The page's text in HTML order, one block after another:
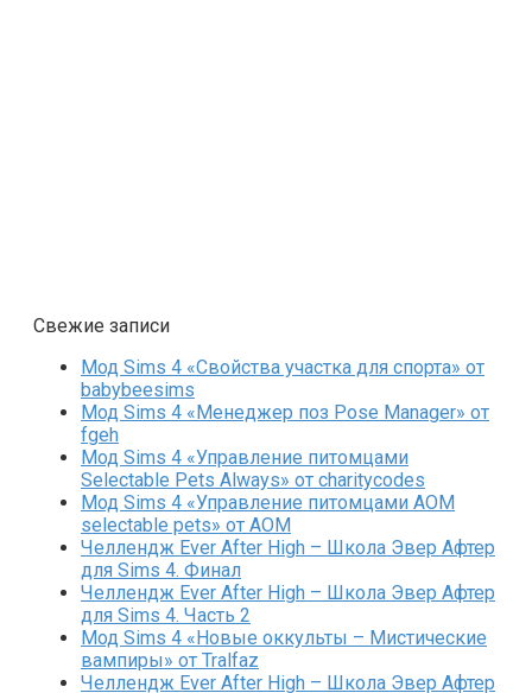
Свежие записи
Мод Sims 4 «Свойства участка для спорта» от
babybeesims
Мод Sims 4 «Менеджер поз Pose Manager» от
fgeh
Мод Sims 4 «Управление питомцами
Selectable Pets Always» от charitycodes
Мод Sims 4 «Управление питомцами AOM
selectable pets» от AOM
Челлендж Ever After High – Школа Эвер Афтер
для Sims 4. Финал
Челлендж Ever After High – Школа Эвер Афтер
для Sims 4. Часть 2
Мод Sims 4 «Новые оккульты – Мистические
вампиры» от Tralfaz
Челлендж Ever After High – Школа Эвер Афтер